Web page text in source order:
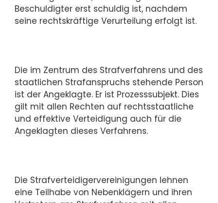
Beschuldigter erst schuldig ist, nachdem
seine rechtskräftige Verurteilung er­folgt ist.
Die im Zentrum des Strafverfahrens und des
staatlichen Strafanspruchs stehende Per­son
ist der Angeklagte. Er ist Prozesssubjekt. Dies
gilt mit allen Rechten auf rechts­staat­li­che
und effektive Verteidigung auch für die
Angeklagten dieses Ver­fah­rens.
Die Strafverteidigervereinigungen lehnen
eine Teilhabe von Nebenklägern und ih­ren